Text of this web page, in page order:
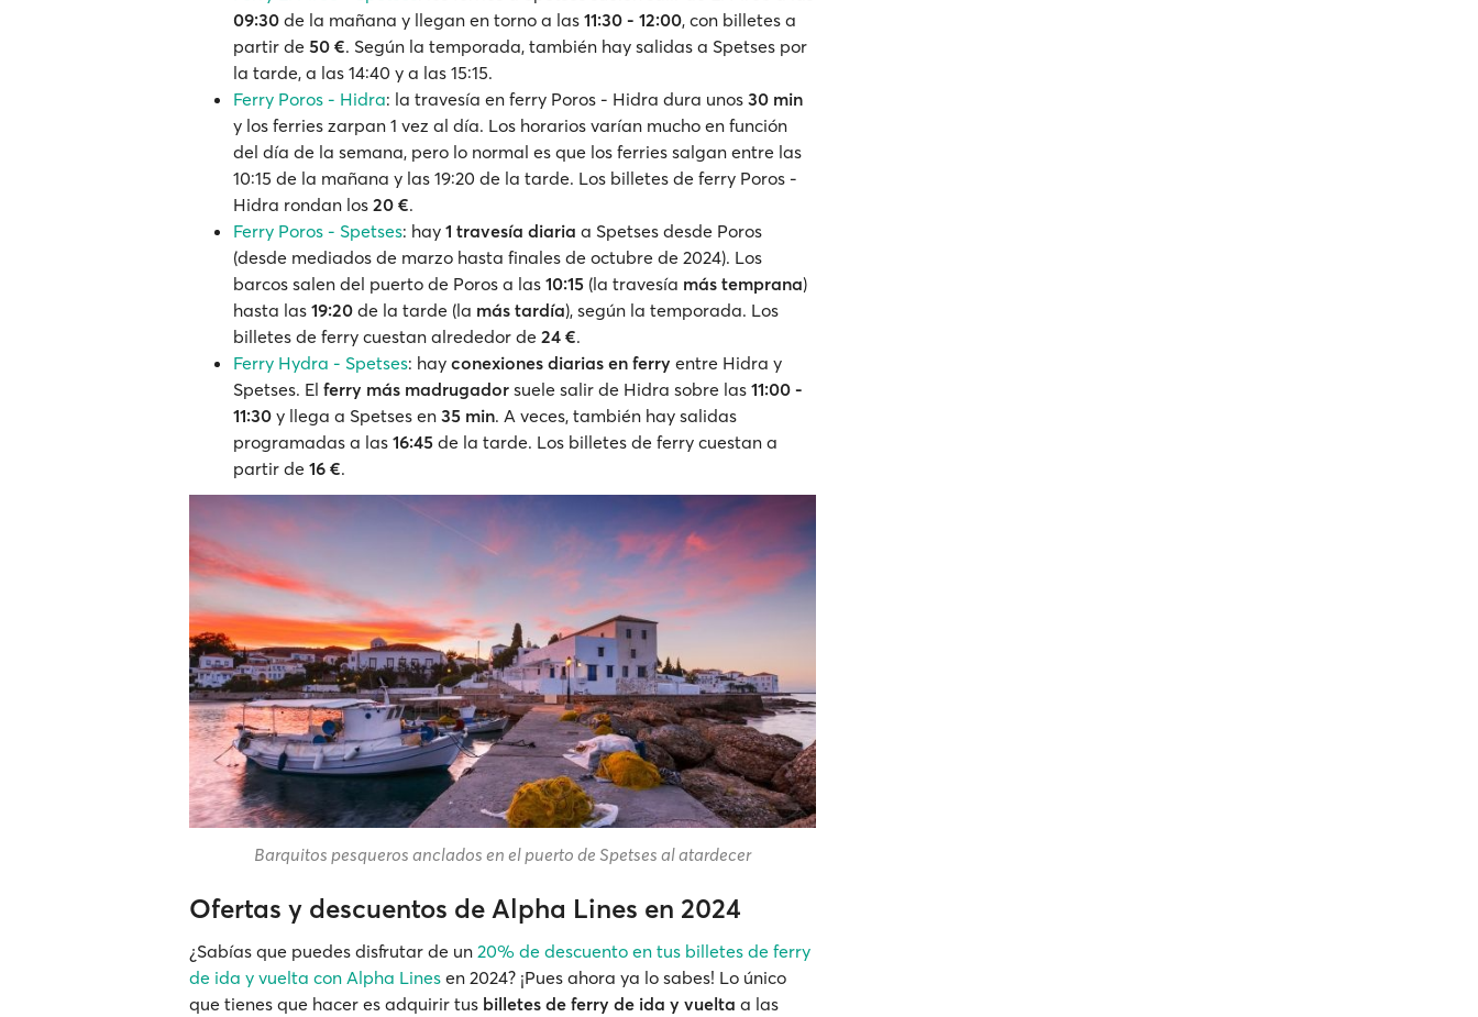
09:30 de la mañana y llegan en torno a las 11:30 - 12:00, con billetes a
partir de 50 €. Según la temporada, también hay salidas a Spetses por
la tarde, a las 14:40 y a las 15:15.
Ferry Poros - Hidra: la travesía en ferry Poros - Hidra dura unos 30 min
y los ferries zarpan 1 vez al día. Los horarios varían mucho en función
del día de la semana, pero lo normal es que los ferries salgan entre las
10:15 de la mañana y las 19:20 de la tarde. Los billetes de ferry Poros -
Hidra rondan los 20 €.
Ferry Poros - Spetses: hay 1 travesía diaria a Spetses desde Poros
(desde mediados de marzo hasta finales de octubre de 2024). Los
barcos salen del puerto de Poros a las 10:15 (la travesía más temprana)
hasta las 19:20 de la tarde (la más tardía), según la temporada. Los
billetes de ferry cuestan alrededor de 24 €.
Ferry Hydra - Spetses: hay conexiones diarias en ferry entre Hidra y
Spetses. El ferry más madrugador suele salir de Hidra sobre las 11:00 -
11:30 y llega a Spetses en 35 min. A veces, también hay salidas
programadas a las 16:45 de la tarde. Los billetes de ferry cuestan a
partir de 16 €.
Barquitos pesqueros anclados en el puerto de Spetses al atardecer
Ofertas y descuentos de Alpha Lines en 2024
¿Sabías que puedes disfrutar de un 20% de descuento en tus billetes de ferry
de ida y vuelta con Alpha Lines en 2024? ¡Pues ahora ya lo sabes! Lo único
que tienes que hacer es adquirir tus billetes de ferry de ida y vuelta a las